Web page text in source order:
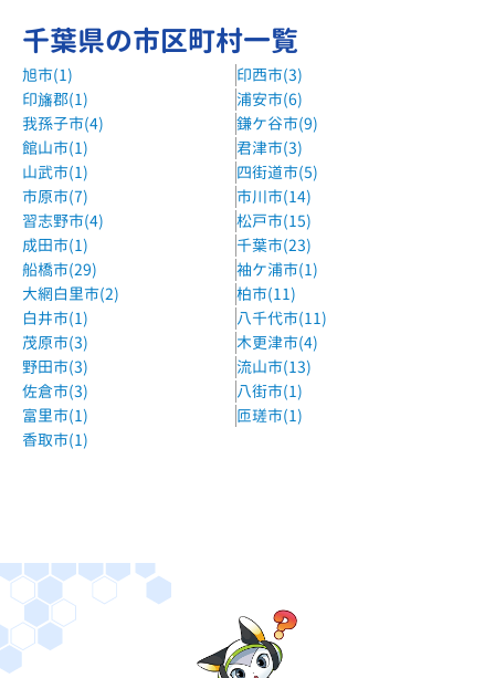
大神宮下駅 徒歩4分
明光義塾高根公団教室
高堰公団駅 徒歩2分
自立学習RED新船橋教室
新船橋駅 徒歩2分、東海神駅 徒歩5分
デジタルステーション習志野校
新京成電鉄新京成線 習志野駅 徒歩1分
湘南ゼミナール西船橋校
西船橋駅より徒歩6分。デニーズさんの向かい。
湘南ゼミナール船橋校
JR総武線・東武野田線「船橋駅」北口徒歩５分。
湘南ゼミナール薬園台校
京成電鉄松戸線 五香駅 徒歩1分
明光義塾西船橋教室
京成電鉄本線 京成西船駅 徒歩2分
明光義塾芝山教室
東葉高速線 飯山満駅 徒歩6分
千葉県の市区町村一覧
旭市(1)
印西市(3)
印旛郡(1)
浦安市(6)
我孫子市(4)
鎌ケ谷市(9)
館山市(1)
君津市(3)
山武市(1)
四街道市(5)
市原市(7)
市川市(14)
習志野市(4)
松戸市(15)
成田市(1)
千葉市(23)
船橋市(29)
袖ケ浦市(1)
大網白里市(2)
柏市(11)
白井市(1)
八千代市(11)
茂原市(3)
木更津市(4)
野田市(3)
流山市(13)
佐倉市(3)
八街市(1)
富里市(1)
匝瑳市(1)
香取市(1)